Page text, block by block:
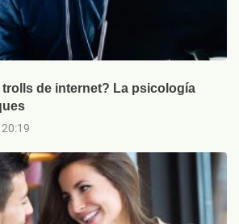
trolls de internet? La psicología